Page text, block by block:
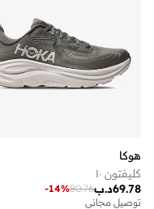
هوكا
كليفتون ١٠
د.ب69.78
80.76
-14%
توصيل مجاني